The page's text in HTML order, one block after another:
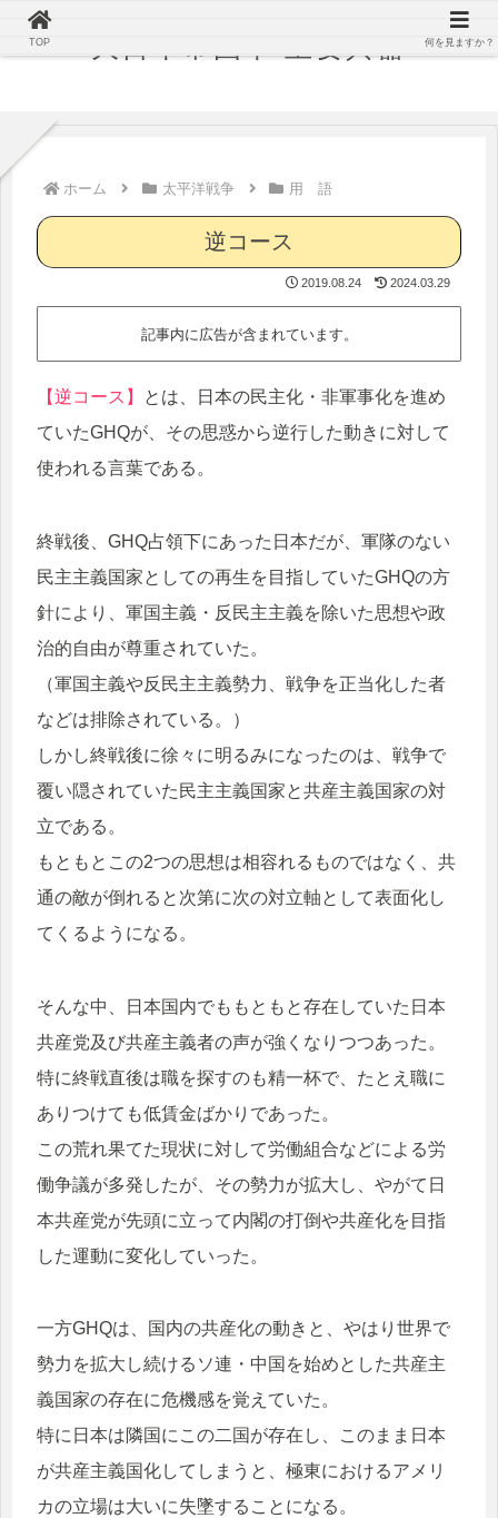
ホーム 太平洋戦争 用 語
逆コース
2019.08.24 2024.03.29
記事内に広告が含まれています。
【逆コース】
とは、日本の民主化・非軍事化を進め
ていたGHQが、その思惑から逆行した動きに対して
使われる言葉である。
終戦後、GHQ占領下にあった日本だが、軍隊のない
民主主義国家としての再生を目指していたGHQの方
針により、軍国主義・反民主主義を除いた思想や政
治的自由が尊重されていた。
（軍国主義や反民主主義勢力、戦争を正当化した者
などは排除されている。）
しかし終戦後に徐々に明るみになったのは、戦争で
覆い隠されていた民主主義国家と共産主義国家の対
立である。
もともとこの2つの思想は相容れるものではなく、共
通の敵が倒れると次第に次の対立軸として表面化し
てくるようになる。
そんな中、日本国内でももともと存在していた日本
共産党及び共産主義者の声が強くなりつつあった。
特に終戦直後は職を探すのも精一杯で、たとえ職に
ありつけても低賃金ばかりであった。
この荒れ果てた現状に対して労働組合などによる労
働争議が多発したが、その勢力が拡大し、やがて日
本共産党が先頭に立って内閣の打倒や共産化を目指
した運動に変化していった。
一方GHQは、国内の共産化の動きと、やはり世界で
勢力を拡大し続けるソ連・中国を始めとした共産主
義国家の存在に危機感を覚えていた。
特に日本は隣国にこの二国が存在し、このまま日本
が共産主義国化してしまうと、極東におけるアメリ
カの立場は大いに失墜することになる。
TOP 何を見ますか？